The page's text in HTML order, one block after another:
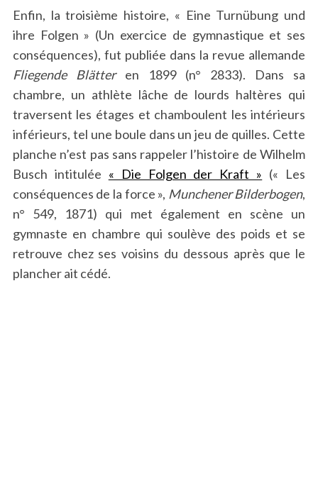
Enfin, la troisième histoire, « Eine Turnübung und
ihre Folgen » (Un exercice de gymnastique et ses
conséquences), fut publiée dans la revue allemande
Fliegende Blätteren 1899 (n° 2833). Dans sa
chambre, un athlète lâche de lourds haltères qui
traversent les étages et chamboulent les intérieurs
inférieurs, tel une boule dans un jeu de quilles. Cette
planche n’est pas sans rappeler l’histoire de Wilhelm
Busch intitulée « Die Folgen der Kraft » (« Les
conséquences de la force », Munchener Bilderbogen,
n° 549, 1871) qui met également en scène un
gymnaste en chambre qui soulève des poids et se
retrouve chez ses voisins du dessous après que le
plancher ait cédé.